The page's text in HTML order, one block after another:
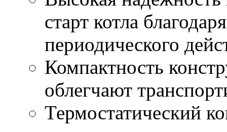
старт котла
периодического
Компактность
облегчают
Термостатический